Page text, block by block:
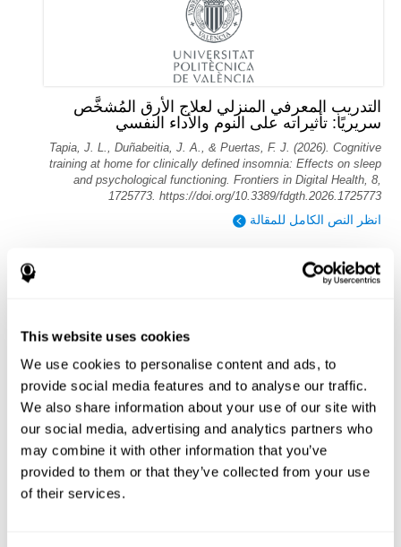
This website uses cookies
We use cookies to personalise content and ads, to
provide social media features and to analyse our traffic.
We also share information about your use of our site with
our social media, advertising and analytics partners who
may combine it with other information that you’ve
provided to them or that they’ve collected from your use
of their services.
التدريب المعرفي المنزلي لعلاج الأرق المُشخَّص
سريريًا: تأثيراته على النوم والأداء النفسي
Tapia, J. L., Duñabeitia, J. A., & Puertas, F. J. (2026). Cognitive
training at home for clinically defined insomnia: Effects on sleep
and psychological functioning. Frontiers in Digital Health, 8,
1725773. https://doi.org/10.3389/fdgth.2026.1725773
انظر النص الكامل للمقالة
التدريب المعرفي الجديد القائم على التلفزيون
يحسن الذاكرة العاملة والوظيفة التنفيذية
Evelyn Shatil, Jaroslava Mikulecká, Francesco Bellotti, Vladimír
Burěs - Novel Television-Based Cognitive Training Improves
Working Memory and Executive Function - PLOS ONE July 03,
2014. 10.1371/journal.pone.0101472
أقرأ نص المقال كاملاً على PubMed